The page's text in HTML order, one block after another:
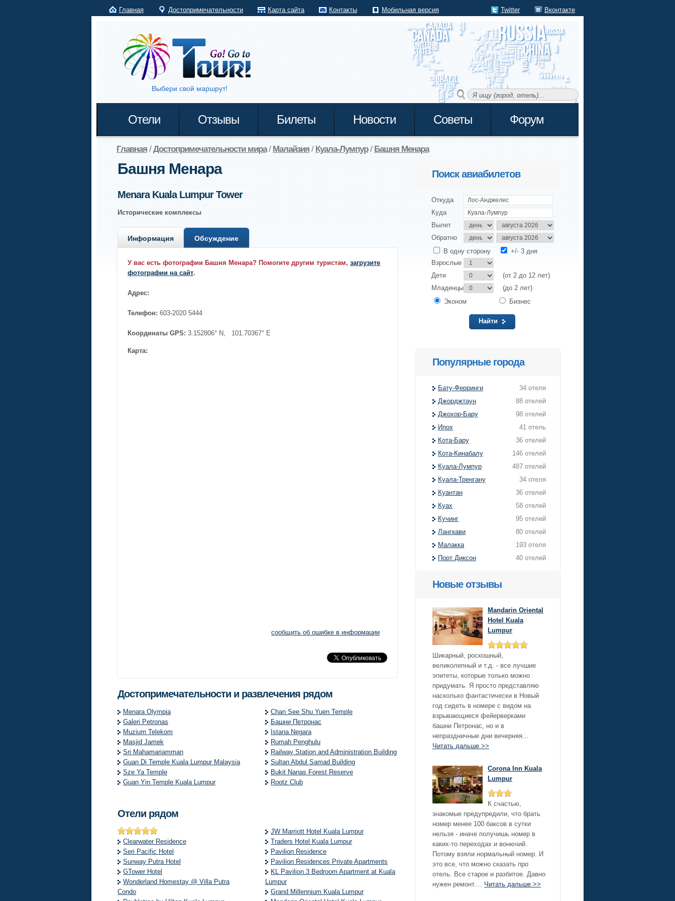
Главная Достопримечательности Карта сайта Контакты Мобильная версия Twitter Вконтакте
Выбери свой маршрут!
Отели Отзывы Билеты Новости Советы Форум
Главная /Достопримечательности мира/ Малайзия / Куала-Лумпур/ Башня Менара
Башня Менара
Menara Kuala Lumpur Tower
Исторические комплексы
Информация Обсуждение
У вас есть фотографии Башня Менара? Помогите другим туристам, загрузите
фотографии на сайт.
Адрес:
Телефон: 603-2020 5444
Координаты GPS: 3.152806° N, 101.70367° E
Карта:
сообщить об ошибке в информации
Достопримечательности и развлечения рядом
Menara Olympia
Galeri Petronas
Muzium Telekom
Masjid Jamek
Sri Mahamariamman
Guan Di Temple Kuala Lumpur Malaysia
Sze Ya Temple
Guan Yin Temple Kuala Lumpur
Chan See Shu Yuen Temple
Башни Петронас
Istana Negara
Rumah Penghulu
Railway Station and Administration Building
Sultan Abdul Samad Building
Bukit Nanas Forest Reserve
Rootz Club
Отели рядом
Clearwater Residence
Seri Pacific Hotel
Sunway Putra Hotel
GTower Hotel
Wonderland Homestay @ Villa Putra
Condo
JW Marriott Hotel Kuala Lumpur
Traders Hotel Kuala Lumpur
Pavilion Residence
Pavilion Residences Private Apartments
KL Pavilion 3 Bedroom Apartment at Kuala
Lumpur
Grand Millennium Kuala Lumpur
Поиск авиабилетов
Откуда
Куда
Вылет
Обратно
В одну сторону
+/- 3 дня
Взрослые
Дети
(от 2 до 12 лет)
Младенцы
(до 2 лет)
Эконом
Бизнес
Найти
Популярные города
34 отеля
Бату-Ферринги
88 отелей
Джорджтаун
98 отелей
Джохор-Бару
41 отель
Ипох
36 отелей
Кота-Бару
146 отелей
Кота-Кинабалу
487 отелей
Куала-Лумпур
34 отеля
Куала-Тренгану
36 отелей
Куантан
58 отелей
Куах
95 отелей
Кучинг
80 отелей
Лангкави
193 отеля
Малакка
40 отелей
Порт Диксон
Новые отзывы
Mandarin Oriental
Hotel Kuala
Lumpur
Шикарный, роскошный,
великолепный и т.д. - все лучшие
эпитеты, которые только можно
придумать. Я просто представляю
насколько фантастически в Новый
год сидеть в номере с видом на
взрывающиеся фейерверками
башни Петронас, но и в
непраздничные дни вечерняя...
Читать дальше >>
Corona Inn Kuala
Lumpur
К счастью,
знакомые предупредили, что брать
номер менее 100 баксов в сутки
нельзя - иначе получишь номер в
каких-то переходах и вонючий.
Потому взяли нормальный номер. И
это все, что можно сказать про
отель. Все старое и разбитое. Давно
нужен ремонт.... Читать дальше >>